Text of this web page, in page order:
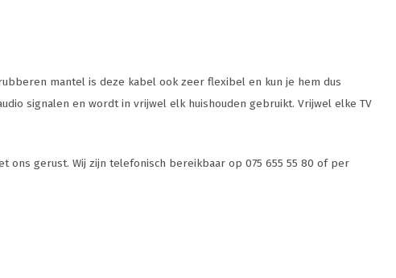
mantel is deze kabel ook zeer flexibel en kun je hem dus
signalen en wordt in vrijwel elk huishouden gebruikt. Vrijwel elke TV
ons gerust. Wij zijn telefonisch bereikbaar op 075 655 55 80 of per